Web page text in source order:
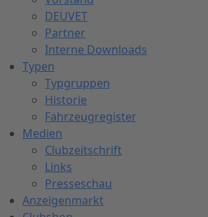
DEUVET
Partner
Interne Downloads
Typen
Typgruppen
Historie
Fahrzeugregister
Medien
Clubzeitschrift
Links
Presseschau
Anzeigenmarkt